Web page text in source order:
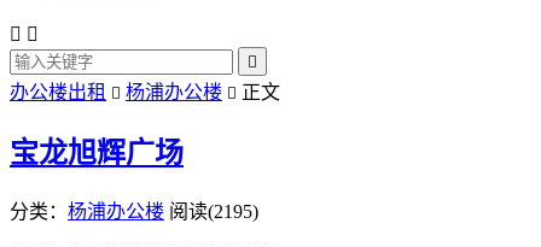
 

办公楼出租  杨浦办公楼  正文
宝龙旭辉广场
分类： 杨浦办公楼 阅读(2195)